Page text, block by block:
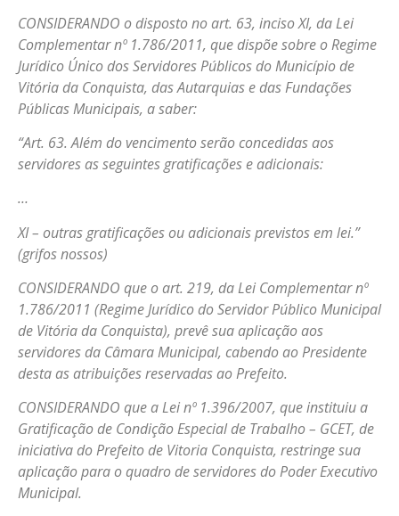
CONSIDERANDO o disposto no art. 63, inciso XI, da Lei
Complementar nº 1.786/2011, que dispõe sobre o Regime
Jurídico Único dos Servidores Públicos do Município de
Vitória da Conquista, das Autarquias e das Fundações
Públicas Municipais, a saber:
“Art. 63. Além do vencimento serão concedidas aos
servidores as seguintes gratificações e adicionais:
…
XI – outras gratificações ou adicionais previstos em lei.”
(grifos nossos)
CONSIDERANDO que o art. 219, da Lei Complementar nº
1.786/2011 (Regime Jurídico do Servidor Público Municipal
de Vitória da Conquista), prevê sua aplicação aos
servidores da Câmara Municipal, cabendo ao Presidente
desta as atribuições reservadas ao Prefeito.
CONSIDERANDO que a Lei nº 1.396/2007, que instituiu a
Gratificação de Condição Especial de Trabalho – GCET, de
iniciativa do Prefeito de Vitoria Conquista, restringe sua
aplicação para o quadro de servidores do Poder Executivo
Municipal.